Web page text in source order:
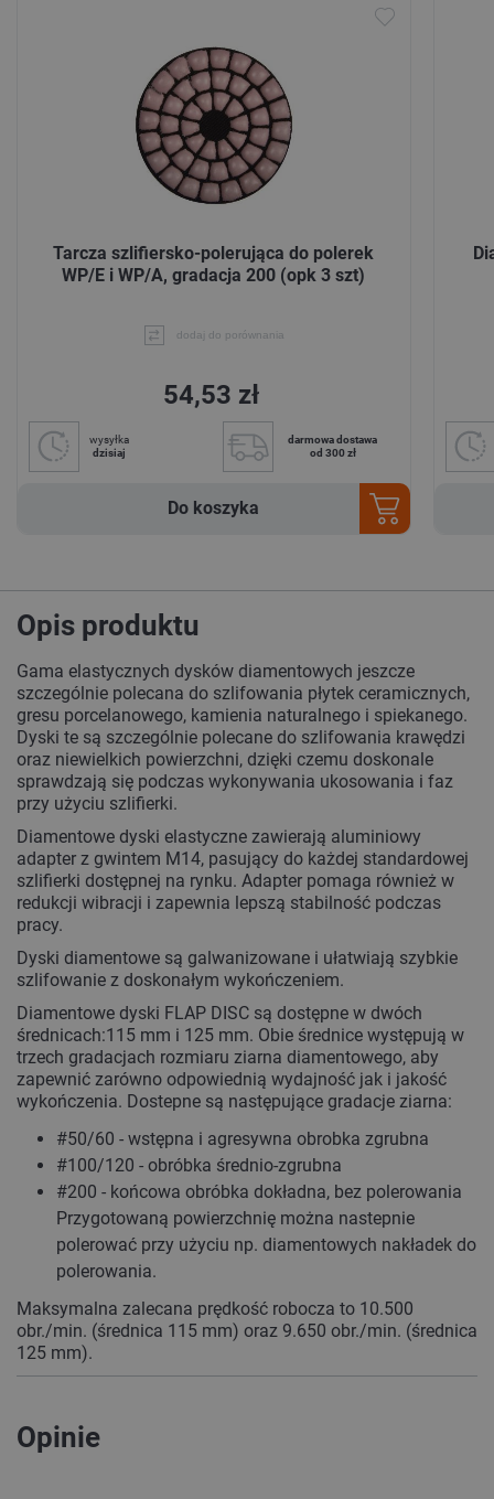
Tarcza szlifiersko-polerująca do polerek
WP/E i WP/A, gradacja 200 (opk 3 szt)
dodaj do porównania
54,53 zł
wysyłka
dzisiaj
darmowa dostawa
od 300 zł
Do koszyka
Opis produktu
Gama elastycznych dysków diamentowych jeszcze
szczególnie polecana do szlifowania płytek ceramicznych,
gresu porcelanowego, kamienia naturalnego i spiekanego.
Dyski te są szczególnie polecane do szlifowania krawędzi
oraz niewielkich powierzchni, dzięki czemu doskonale
sprawdzają się podczas wykonywania ukosowania i faz
przy użyciu szlifierki.
Diamentowe dyski elastyczne zawierają aluminiowy
adapter z gwintem M14, pasujący do każdej standardowej
szlifierki dostępnej na rynku. Adapter pomaga również w
redukcji wibracji i zapewnia lepszą stabilność podczas
pracy.
Dyski diamentowe są galwanizowane i ułatwiają szybkie
szlifowanie z doskonałym wykończeniem.
Diamentowe dyski FLAP DISC są dostępne w dwóch
średnicach:115 mm i 125 mm. Obie średnice występują w
trzech gradacjach rozmiaru ziarna diamentowego, aby
zapewnić zarówno odpowiednią wydajność jak i jakość
wykończenia. Dostepne są następujące gradacje ziarna:
#50/60 - wstępna i agresywna obrobka zgrubna
#100/120 - obróbka średnio-zgrubna
#200 - końcowa obróbka dokładna, bez polerowania
Przygotowaną powierzchnię można nastepnie
polerować przy użyciu np. diamentowych nakładek do
polerowania.
Maksymalna zalecana prędkość robocza to 10.500
obr./min. (średnica 115 mm) oraz 9.650 obr./min. (średnica
125 mm).
Opinie